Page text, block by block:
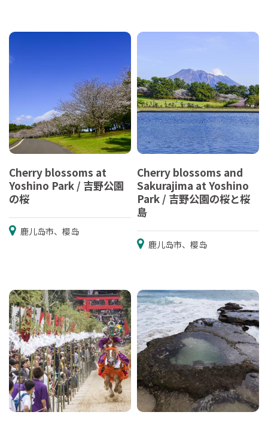
Cherry blossoms at
Yoshino Park / 吉野公園
の桜
鹿儿岛市、樱岛
Cherry blossoms and
Sakurajima at Yoshino
Park / 吉野公園の桜と桜
島
鹿儿岛市、樱岛